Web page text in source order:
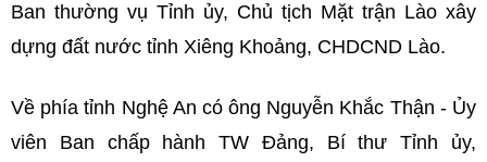
Ban thường vụ Tỉnh ủy, Chủ tịch Mặt trận Lào xây
dựng đất nước tỉnh Xiêng Khoảng, CHDCND Lào.
Về phía tỉnh Nghệ An có ông Nguyễn Khắc Thận - Ủy
viên Ban chấp hành TW Đảng, Bí thư Tỉnh ủy,